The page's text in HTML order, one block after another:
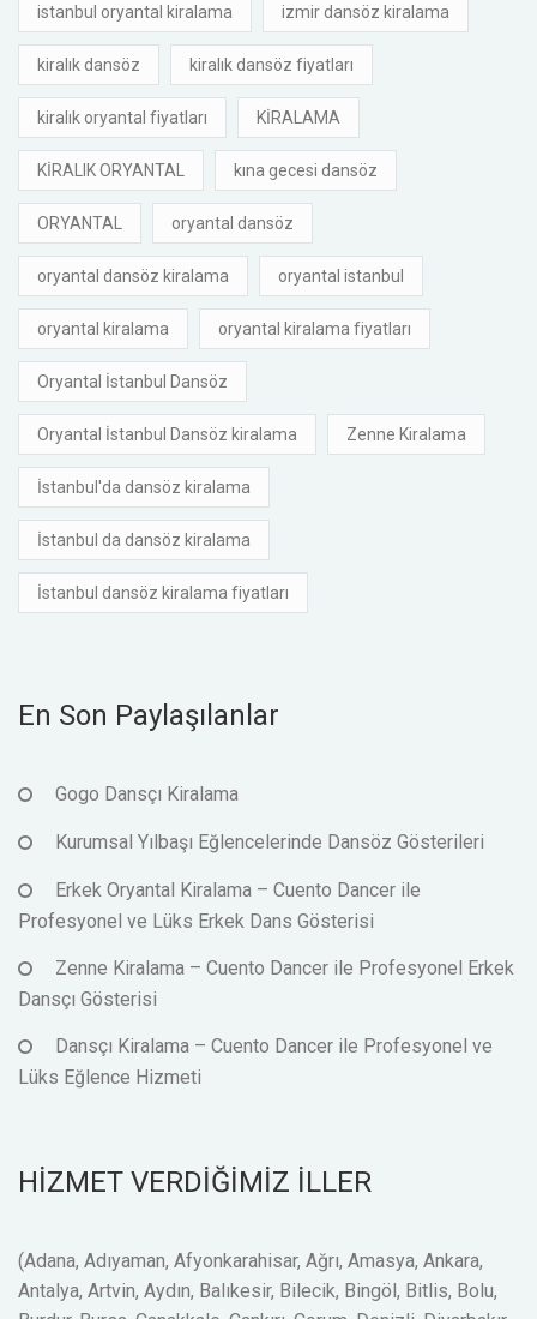
istanbul oryantal kiralama izmir dansöz kiralama
kiralık dansöz kiralık dansöz fiyatları
kiralık oryantal fiyatları KİRALAMA
KİRALIK ORYANTAL kına gecesi dansöz
ORYANTAL oryantal dansöz
oryantal dansöz kiralama oryantal istanbul
oryantal kiralama oryantal kiralama fiyatları
Oryantal İstanbul Dansöz
Oryantal İstanbul Dansöz kiralama Zenne Kiralama
İstanbul'da dansöz kiralama
İstanbul da dansöz kiralama
İstanbul dansöz kiralama fiyatları
En Son Paylaşılanlar
Gogo Dansçı Kiralama
Kurumsal Yılbaşı Eğlencelerinde Dansöz Gösterileri
Erkek Oryantal Kiralama – Cuento Dancer ile
Profesyonel ve Lüks Erkek Dans Gösterisi
Zenne Kiralama – Cuento Dancer ile Profesyonel Erkek
Dansçı Gösterisi
Dansçı Kiralama – Cuento Dancer ile Profesyonel ve
Lüks Eğlence Hizmeti
HİZMET VERDİĞİMİZ İLLER
(Adana, Adıyaman, Afyonkarahisar, Ağrı, Amasya, Ankara,
Antalya, Artvin, Aydın, Balıkesir, Bilecik, Bingöl, Bitlis, Bolu,